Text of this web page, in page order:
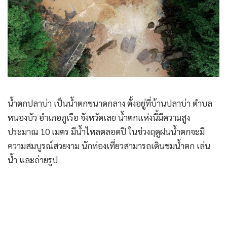
น้ำตกปลาบ่า เป็นน้ำตกขนาดกลาง ตั้งอยู่ที่บ้านปลาบ่า ตำบล
หนองบัว อำเภอภูเรือ จังหวัดเลย น้ำตกแห่งนี้มีความสูง
ประมาณ 10 เมตร มีน้ำไหลตลอดปี ในช่วงฤดูฝนน้ำตกจะมี
ความสมบูรณ์สวยงาม นักท่องเที่ยวสามารถเดินชมน้ำตก เล่น
น้ำ และถ่ายรูป